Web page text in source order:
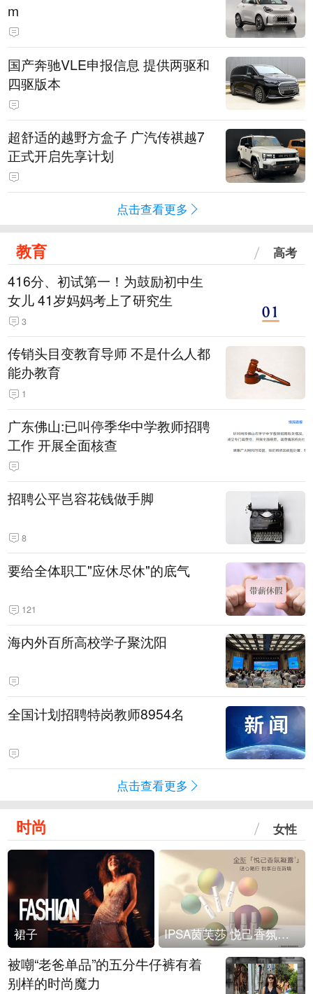
m
国产奔驰VLE申报信息 提供两驱和
四驱版本
超舒适的越野方盒子 广汽传祺越7
正式开启先享计划
点击查看更多
教育 高考
416分、初试第一！为鼓励初中生
女儿 41岁妈妈考上了研究生
3
传销头目变教育导师 不是什么人都
能办教育
1
广东佛山:已叫停季华中学教师招聘
工作 开展全面核查
招聘公平岂容花钱做手脚
8
要给全体职工"应休尽休"的底气
121
海内外百所高校学子聚沈阳
全国计划招聘特岗教师8954名
点击查看更多
时尚 女性
裙子 IPSA茵芙莎 悦己香氛凝露上市
被嘲“老爸单品”的五分牛仔裤有着
别样的时尚魔力